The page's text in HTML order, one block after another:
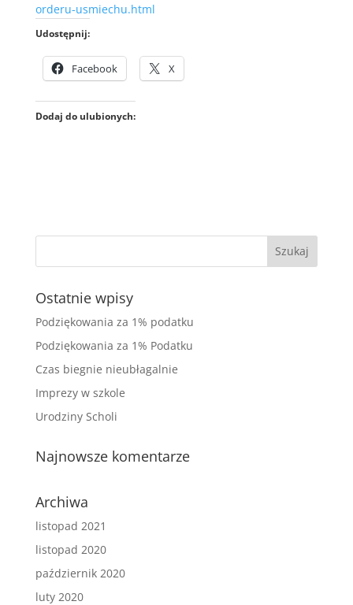
orderu-usmiechu.html
Udostępnij:
Facebook X
Dodaj do ulubionych:
Ostatnie wpisy
Podziękowania za 1% podatku
Podziękowania za 1% Podatku
Czas biegnie nieubłagalnie
Imprezy w szkole
Urodziny Scholi
Najnowsze komentarze
Archiwa
listopad 2021
listopad 2020
październik 2020
luty 2020